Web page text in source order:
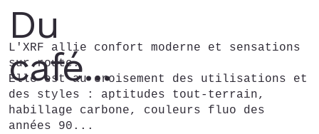
Du
café...
L'XRF allie confort moderne et sensations
sur route.
Elle est au croisement des utilisations et
des styles : aptitudes tout-terrain,
habillage carbone, couleurs fluo des
années 90...